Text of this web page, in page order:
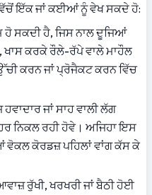
ਇੱਕ ਜਾਂ ਕਈਆਂ ਨੂੰ ਵੇਖ ਸਕਦੇ ਹੋ:
ਹੋ ਸਕਦੀ ਹੈ, ਜਿਸ ਨਾਲ ਦੂਜਿਆਂ
ਖਾਸ ਕਰਕੇ ਰੌਲੇ-ਰੱਪੇ ਵਾਲੇ ਮਾਹੌਲ
ਕਰਨ ਜਾਂ ਪ੍ਰੋਜੈਕਟ ਕਰਨ ਵਿੱਚ
ਜਾਂ ਸਾਹ ਵਾਲੀ ਲੱਗ
ਨਿਕਲ ਰਹੀ ਹੋਵੇ। ਅਜਿਹਾ ਇਸ
ਵੋਕਲ ਕੋਰਡਜ਼ ਪਹਿਲਾਂ ਵਾਂਗ ਕੱਸ ਕੇ
ਰੁੱਖੀ, ਖਰਖਰੀ ਜਾਂ ਬੈਠੀ ਹੋਈ